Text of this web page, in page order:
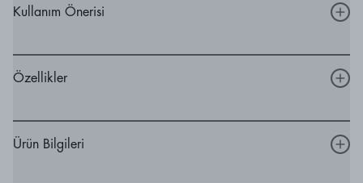
Kullanım Önerisi
Özellikler
Ürün Bilgileri